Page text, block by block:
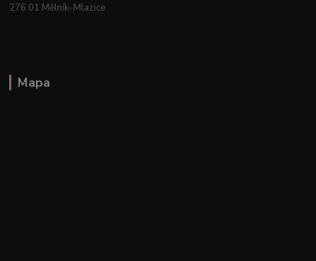
276 01 Mělník–Mlazice
Mapa